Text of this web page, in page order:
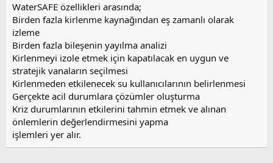
WaterSAFE özellikleri arasında;
Birden fazla kirlenme kaynağından eş zamanlı olarak
izleme
Birden fazla bileşenin yayılma analizi
Kirlenmeyi izole etmek için kapatılacak en uygun ve
stratejik vanaların seçilmesi
Kirlenmeden etkilenecek su kullanıcılarının belirlenmesi
Gerçekte acil durumlara çözümler oluşturma
Kriz durumlarının etkilerini tahmin etmek ve alınan
önlemlerin değerlendirmesini yapma
işlemleri yer alır.